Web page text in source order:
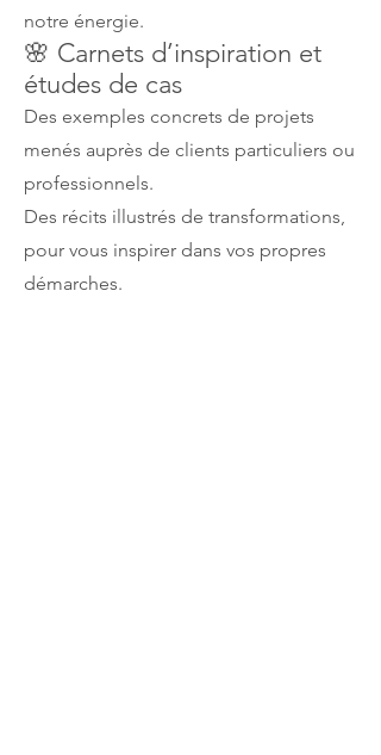
notre énergie.
🌸 Carnets d’inspiration et
études de cas
Des exemples concrets de projets
menés auprès de clients particuliers ou
professionnels.
Des récits illustrés de transformations,
pour vous inspirer dans vos propres
démarches.